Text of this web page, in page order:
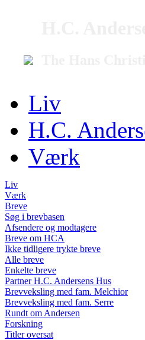
Liv
H.C.
Værk
Liv
Værk
Breve
Søg i brevbasen
Afsendere og modtagere
Breve om HCA
Ikke tidligere trykte breve
Alle breve
Enkelte breve
Partner H.C. Andersens Hus
Brevveksling med fam. Melchior
Brevveksling med fam. Serre
Rundt om Andersen
Forskning
Titler oversat